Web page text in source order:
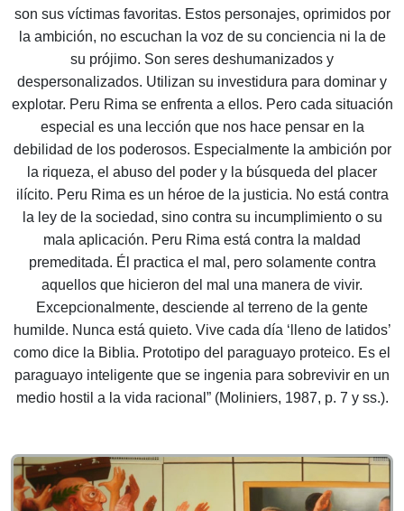
son sus víctimas favoritas. Estos personajes, oprimidos por
la ambición, no escuchan la voz de su conciencia ni la de
su prójimo. Son seres deshumanizados y
despersonalizados. Utilizan su investidura para dominar y
explotar. Peru Rima se enfrenta a ellos. Pero cada situación
especial es una lección que nos hace pensar en la
debilidad de los poderosos. Especialmente la ambición por
la riqueza, el abuso del poder y la búsqueda del placer
ilícito. Peru Rima es un héroe de la justicia. No está contra
la ley de la sociedad, sino contra su incumplimiento o su
mala aplicación. Peru Rima está contra la maldad
premeditada. Él practica el mal, pero solamente contra
aquellos que hicieron del mal una manera de vivir.
Excepcionalmente, desciende al terreno de la gente
humilde. Nunca está quieto. Vive cada día ‘lleno de latidos’
como dice la Biblia. Prototipo del paraguayo proteico. Es el
paraguayo inteligente que se ingenia para sobrevivir en un
medio hostil a la vida racional” (Moliniers, 1987, p. 7 y ss.).